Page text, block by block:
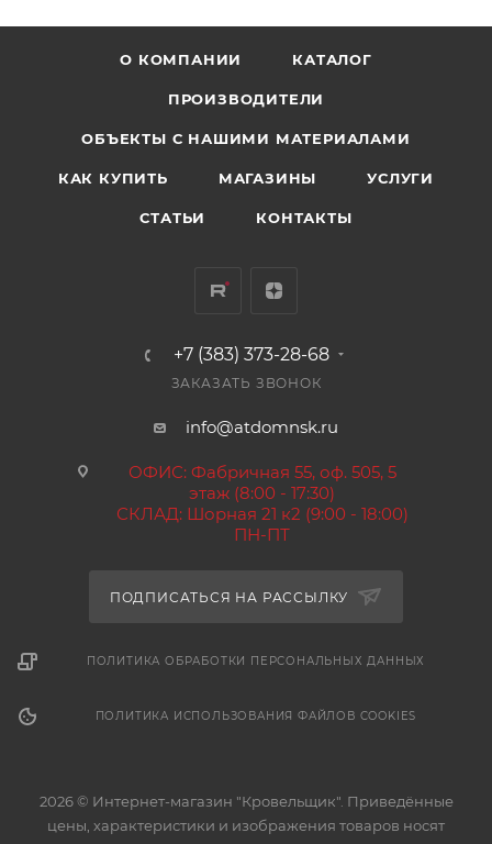
О КОМПАНИИ КАТАЛОГ
ПРОИЗВОДИТЕЛИ
ОБЪЕКТЫ С НАШИМИ МАТЕРИАЛАМИ
КАК КУПИТЬ МАГАЗИНЫ УСЛУГИ
СТАТЬИ КОНТАКТЫ
+7 (383) 373-28-68
ЗАКАЗАТЬ ЗВОНОК
info@atdomnsk.ru
ОФИС: Фабричная 55, оф. 505, 5
этаж (8:00 - 17:30)
СКЛАД: Шорная 21 к2 (9:00 - 18:00)
ПН-ПТ
ПОДПИСАТЬСЯ НА РАССЫЛКУ
ПОЛИТИКА ОБРАБОТКИ ПЕРСОНАЛЬНЫХ ДАННЫХ
ПОЛИТИКА ИСПОЛЬЗОВАНИЯ ФАЙЛОВ COOKIES
2026 © Интернет-магазин "Кровельщик". Приведённые
цены, характеристики и изображения товаров носят